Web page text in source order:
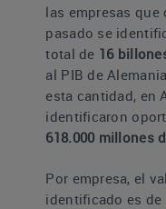
las empresas
pasado se
total de 16
al PIB de
esta cantidad, en
identificaron
618.000 millones
Por empresa, el
identificado es de